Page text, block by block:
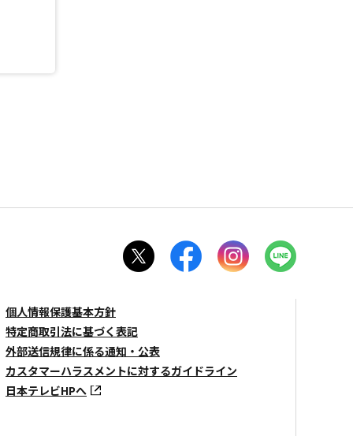
個人情報保護基本方針
特定商取引法に基づく表記
外部送信規律に係る通知・公表
カスタマーハラスメントに対するガイドライン
日本テレビHPへ